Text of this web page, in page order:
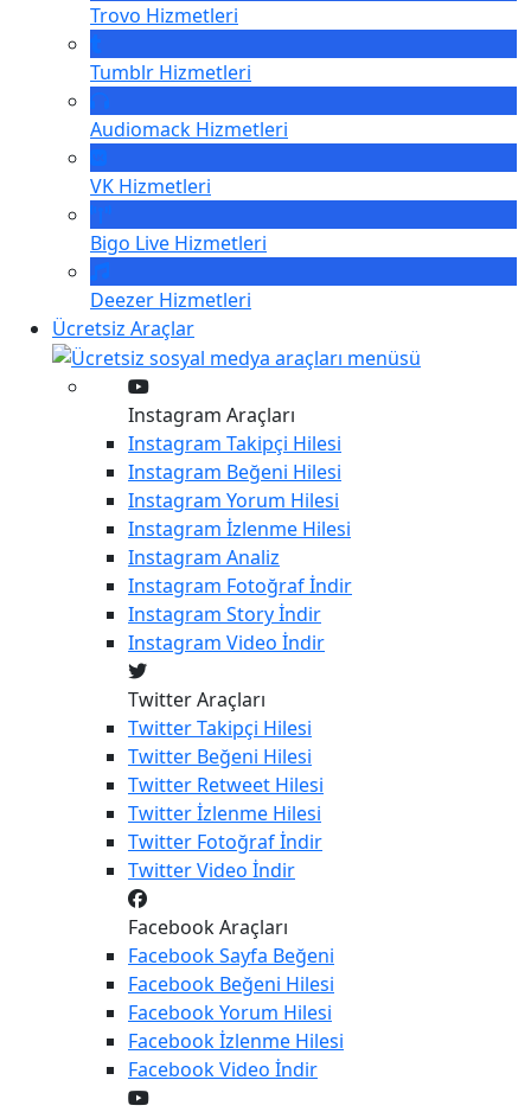
Trovo Hizmetleri
Tumblr Hizmetleri
Audiomack Hizmetleri
VK Hizmetleri
Bigo Live Hizmetleri
Deezer Hizmetleri
Ücretsiz Araçlar
Instagram Araçları
Instagram Takipçi Hilesi
Instagram Beğeni Hilesi
Instagram Yorum Hilesi
Instagram İzlenme Hilesi
Instagram Analiz
Instagram Fotoğraf İndir
Instagram Story İndir
Instagram Video İndir
Twitter Araçları
TwitterTakipçi Hilesi
Twitter Beğeni Hilesi
Twitter Retweet Hilesi
Twitterİzlenme Hilesi
Twitter Fotoğraf İndir
TwitterVideo İndir
Facebook Araçları
FacebookSayfa Beğeni
Facebook Beğeni Hilesi
FacebookYorum Hilesi
Facebookİzlenme Hilesi
FacebookVideo İndir